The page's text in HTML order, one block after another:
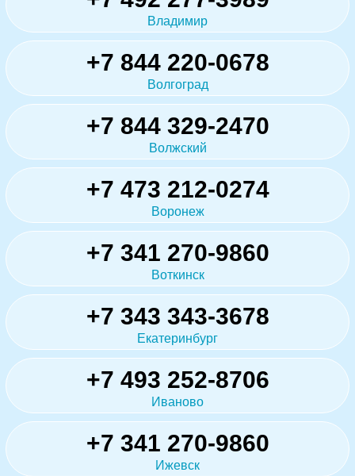
Владимир
+7 844 220-0678
Волгоград
+7 844 329-2470
Волжский
+7 473 212-0274
Воронеж
+7 341 270-9860
Воткинск
+7 343 343-3678
Екатеринбург
+7 493 252-8706
Иваново
+7 341 270-9860
Ижевск